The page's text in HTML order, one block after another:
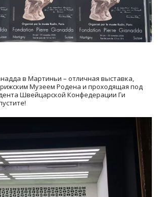
в Мартиньи – отличная выставка,
Музеем Родена и проходящая под
Швейцарской Конфедерации Ги